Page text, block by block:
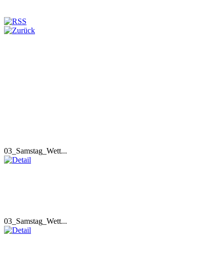
03_Samstag_Wett...
03_Samstag_Wett...